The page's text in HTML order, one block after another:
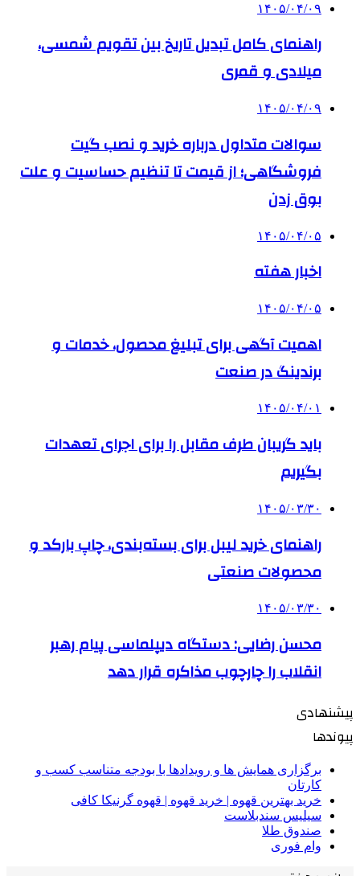
۱۴۰۵/۰۴/۰۹
راهنمای کامل تبدیل تاریخ بین تقویم شمسی،
میلادی و قمری
۱۴۰۵/۰۴/۰۹
سوالات متداول درباره خرید و نصب گیت
فروشگاهی؛ از قیمت تا تنظیم حساسیت و علت
بوق زدن
۱۴۰۵/۰۴/۰۵
اخبار هفته
۱۴۰۵/۰۴/۰۵
اهمیت آگهی برای تبلیغ محصول، خدمات و
برندینگ در صنعت
۱۴۰۵/۰۴/۰۱
باید گریبان طرف مقابل را برای اجرای تعهدات
بگیریم
۱۴۰۵/۰۳/۳۰
راهنمای خرید لیبل برای بسته‌بندی، چاپ بارکد و
محصولات صنعتی
۱۴۰۵/۰۳/۳۰
محسن رضایی: دستگاه دیپلماسی پیام رهبر
انقلاب را چارچوب مذاکره قرار دهد
پیشنهادی
پیوندها
برگزاری همایش ها و رویدادها با بودجه متناسب کسب و
کارتان
خرید بهترین قهوه | خرید قهوه | قهوه گرنیکا کافی
سیلیس سندبلاست
صندوق طلا
وام فوری